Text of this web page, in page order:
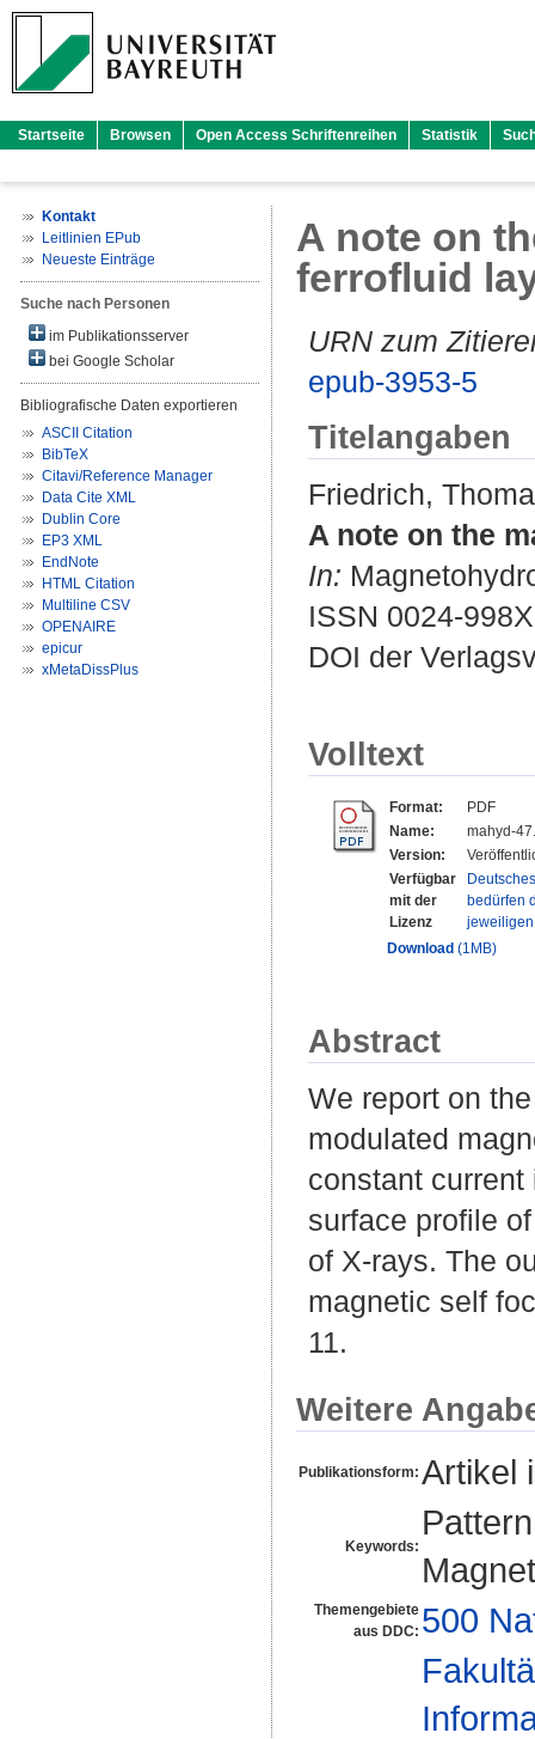
Startseite Browsen Open Access Schriftenreihen Statistik
Kontakt
Leitlinien EPub
Neueste Einträge
Suche nach Personen
im Publikationsserver
bei Google Scholar
Bibliografische Daten exportieren
ASCII Citation
BibTeX
Citavi/Reference Manager
Data Cite XML
Dublin Core
EP3 XML
EndNote
HTML Citation
Multiline CSV
OPENAIRE
epicur
xMetaDissPlus
A note on
ferrofluid
URN zum
epub-3953-5
Titelangaben
Friedrich,
A note on the
In:
ISSN 0024-998X
DOI der
Volltext
Format:
PDF
Name:
mahyd-
Version:
Verfügbar
mit der
Lizenz
bedürfen
Download (1MB)
Abstract
We report on
modulated
constant
surface profile
of X-rays. The
magnetic self
11.
Weitere
Publikationsform: Artikel
Keywords:
Themengebiete
aus DDC: 500